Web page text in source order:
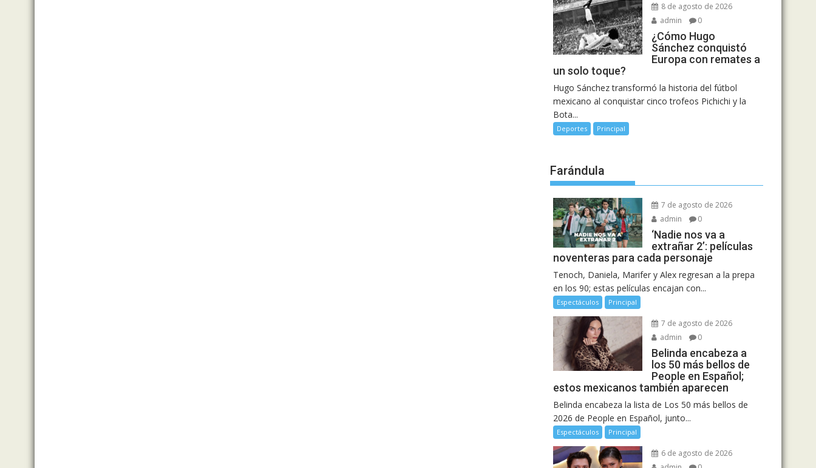
8 de agosto de 2026
admin
0
¿Cómo Hugo
Sánchez conquistó
Europa con remates a
un solo toque?
Hugo Sánchez transformó la historia del fútbol
mexicano al conquistar cinco trofeos Pichichi y la
Bota...
Deportes Principal
Farándula
7 de agosto de 2026
admin
0
‘Nadie nos va a
extrañar 2’: películas
noventeras para cada personaje
Tenoch, Daniela, Marifer y Alex regresan a la prepa
en los 90; estas películas encajan con...
Espectáculos Principal
7 de agosto de 2026
admin
0
Belinda encabeza a
los 50 más bellos de
People en Español;
estos mexicanos también aparecen
Belinda encabeza la lista de Los 50 más bellos de
2026 de People en Español, junto...
Espectáculos Principal
6 de agosto de 2026